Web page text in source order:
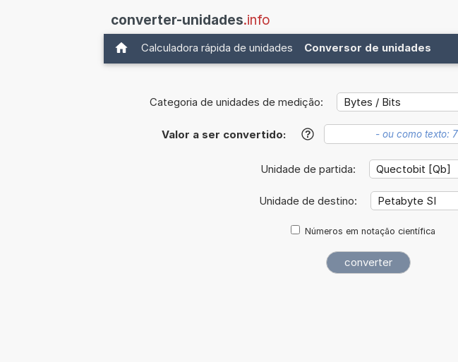
converter-unidades.info
Calculadora rápida de unidades Conversor de unidades
Categoria de unidades de medição:
Valor a ser convertido: ?
Unidade de partida:
Unidade de destino:
Números em notação científica